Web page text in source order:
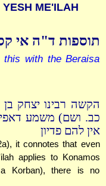
ME'ILAH
תוספות ד"ה אי
this with the Beraisa
הקשה רבינו יצחק
כב. ושם) משמע
אין להם פדיון
it connotes that even
applies to Konamos
Korban), there is no